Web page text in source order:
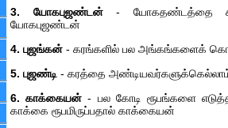
3. யோகபுஜண்டன் - யோகதண்டத்தை
யோகபுஜண்டன்
4. புஜங்கன் - கரங்களில் பல அங்கங்களைக்
5. புஜண்டி - கரத்தை அண்டியவர்களுக்கெல்லாம்
6. காக்கையன்- பல கோடி ரூபங்களை
காக்கை ரூபமிருப்பதால் காக்கையன்